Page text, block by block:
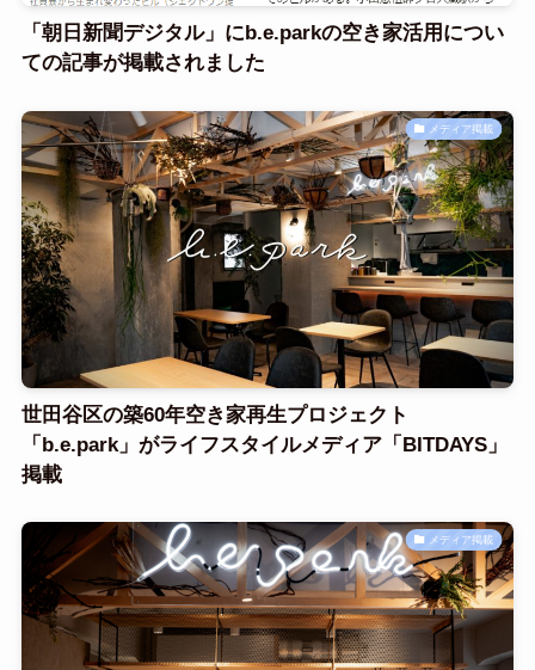
「朝日新聞デジタル」にb.e.parkの空き家活用につい
ての記事が掲載されました
メディア掲載
世田谷区の築60年空き家再生プロジェクト
「b.e.park」がライフスタイルメディア「BITDAYS」
掲載
メディア掲載